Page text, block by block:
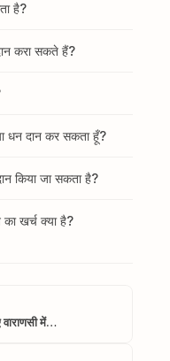
है?
करा सकते हैं?
धन दान कर सकता हूँ?
किया जा सकता है?
खर्च क्या है?
में…